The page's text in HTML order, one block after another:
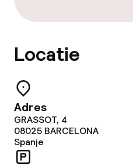
Locatie
Adres
GRASSOT, 4
08025 BARCELONA
Spanje